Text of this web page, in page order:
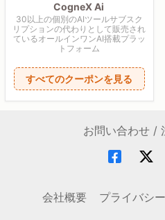
CogneX Ai
30以上の個別のAIツールサブスク
リプションの代わりとして販売され
ているオールインワンAI搭載プラッ
トフォーム
すべてのクーポンを見る
お問い合わせ /
会社概要 プライバシ